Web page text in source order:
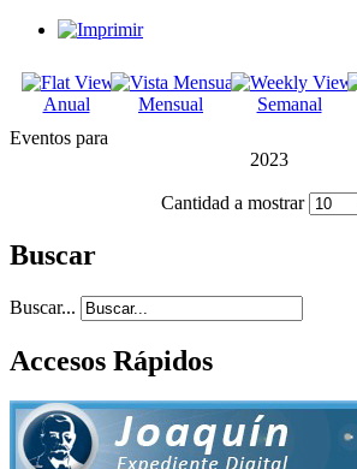
Anual Mensual Semanal
Eventos para
2023
Cantidad a mostrar
Buscar
Buscar...
Accesos Rápidos